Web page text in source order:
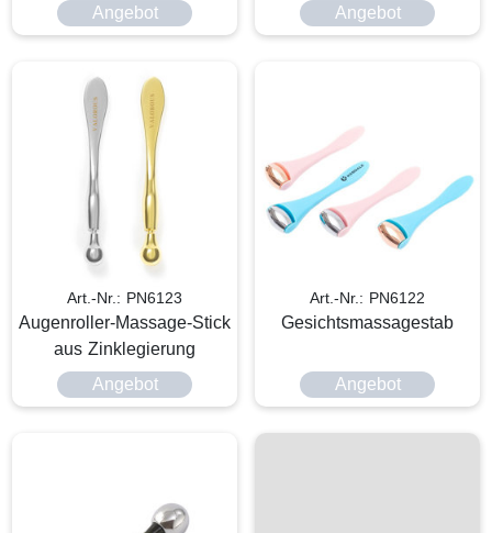
Angebot
Angebot
Art.-Nr.: PN6123
Augenroller-Massage-Stick
aus Zinklegierung
Angebot
Art.-Nr.: PN6122
Gesichtsmassagestab
Angebot